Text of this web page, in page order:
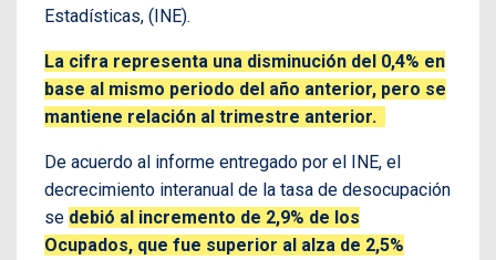
Estadísticas, (INE).
La cifra representa una disminución del 0,4% en
base al mismo periodo del año anterior, pero se
mantiene relación al trimestre anterior.
De acuerdo al informe entregado por el INE, el
decrecimiento interanual de la tasa de desocupación
se debió al incremento de 2,9% de los
Ocupados, que fue superior al alza de 2,5%